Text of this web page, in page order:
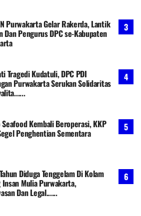
Purwakarta Gelar Rakerda, Lantik
Dan Pengurus DPC se-Kabupaten
Tragedi Kudatuli, DPC PDI
Purwakarta Serukan Solidaritas
Seafood Kembali Beroperasi, KKP
Penghentian Sementara
Diduga Tenggelam Di Kolam
Insan Mulia Purwakarta,
Dan Legal......